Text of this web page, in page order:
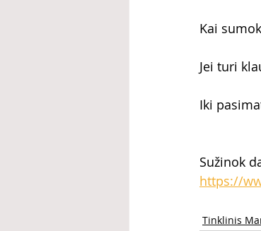
Kai
Jei turi
Iki
Sužinok
https://
Tinklinis